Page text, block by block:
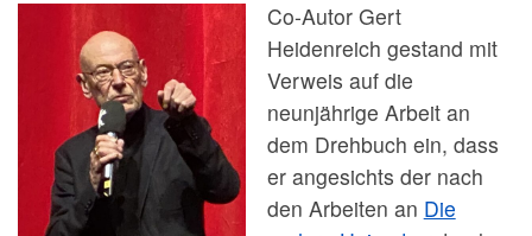
Co-Autor Gert
Heidenreich gestand mit
Verweis auf die
neunjährige Arbeit an
dem Drehbuch ein, dass
er angesichts der nach
den Arbeiten an Die